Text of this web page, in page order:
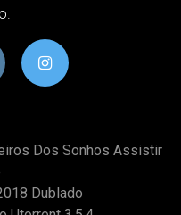
Dos Sonhos Assistir
Dublado